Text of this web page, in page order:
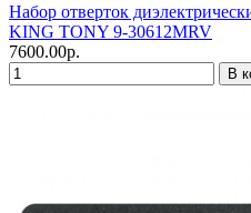
Набор отверток
KING TONY 9-30612MRV
7600.00р.
В